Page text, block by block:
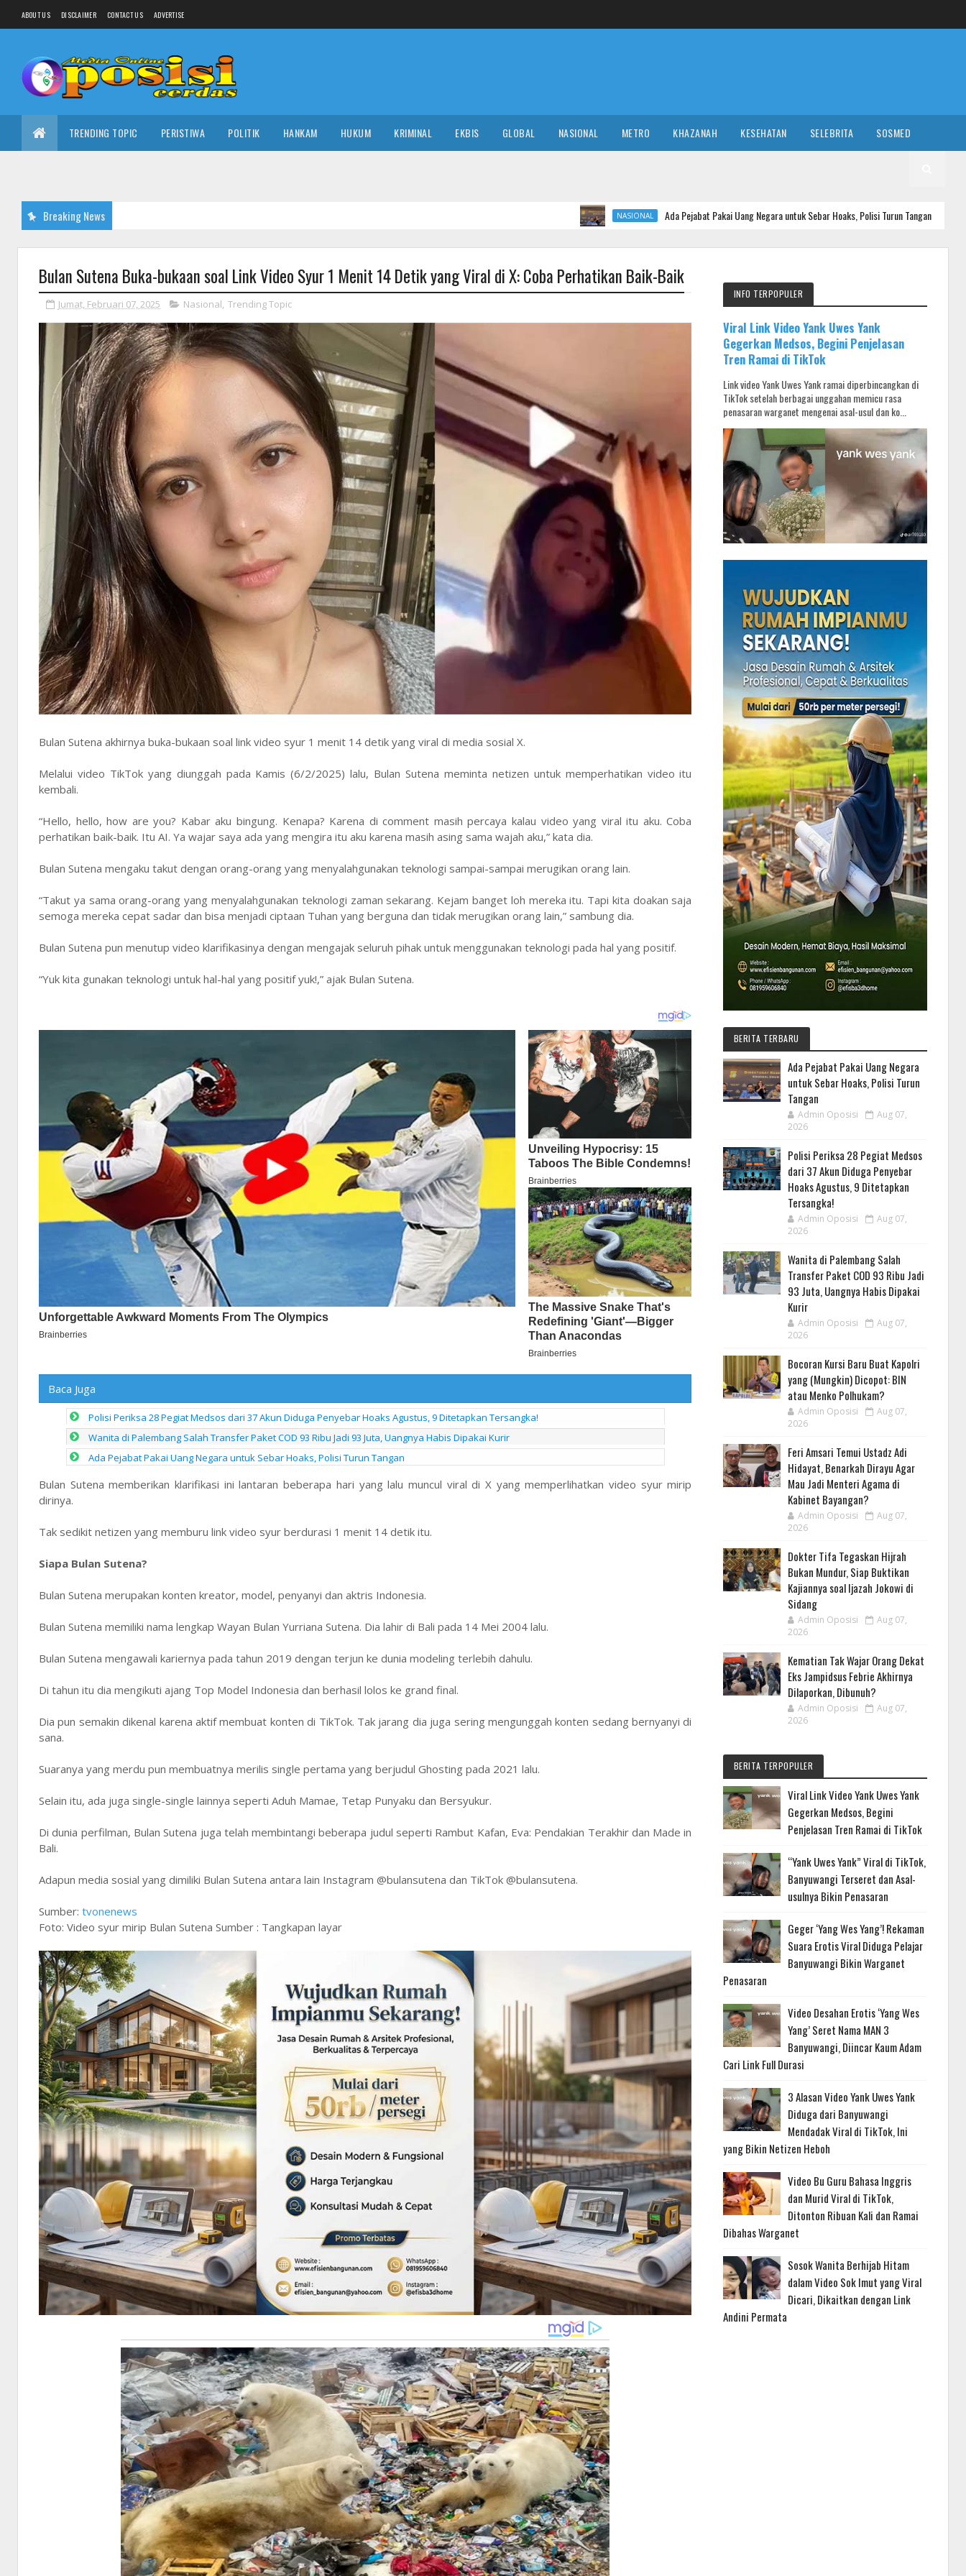
ABOUT US DISCLAIMER CONTACT US ADVERTISE
TRENDING TOPIC PERISTIWA POLITIK HANKAM HUKUM KRIMINAL EKBIS GLOBAL NASIONAL METRO KHAZANAH KESEHATAN SELEBRITA SOSMED
Breaking News NASIONAL Ada Pejabat Pakai Uang Negara untuk Sebar Hoaks, Polisi Turun Tangan NASIONAL
Bulan Sutena Buka-bukaan soal Link Video Syur 1 Menit 14 Detik yang Viral di X: Coba Perhatikan Baik-Baik
Jumat, Februari 07, 2025 Nasional, Trending Topic
Bulan Sutena akhirnya buka-bukaan soal link video syur 1 menit 14 detik yang viral di media sosial X.
Melalui video TikTok yang diunggah pada Kamis (6/2/2025) lalu, Bulan Sutena meminta netizen untuk memperhatikan video itu
kembali.
“Hello, hello, how are you? Kabar aku bingung. Kenapa? Karena di comment masih percaya kalau video yang viral itu aku. Coba
perhatikan baik-baik. Itu AI. Ya wajar saya ada yang mengira itu aku karena masih asing sama wajah aku,” kata dia.
Bulan Sutena mengaku takut dengan orang-orang yang menyalahgunakan teknologi sampai-sampai merugikan orang lain.
“Takut ya sama orang-orang yang menyalahgunakan teknologi zaman sekarang. Kejam banget loh mereka itu. Tapi kita doakan saja
semoga mereka cepat sadar dan bisa menjadi ciptaan Tuhan yang berguna dan tidak merugikan orang lain,” sambung dia.
Bulan Sutena pun menutup video klarifikasinya dengan mengajak seluruh pihak untuk menggunakan teknologi pada hal yang positif.
“Yuk kita gunakan teknologi untuk hal-hal yang positif yuk!,” ajak Bulan Sutena.
Baca Juga
Polisi Periksa 28 Pegiat Medsos dari 37 Akun Diduga Penyebar Hoaks Agustus, 9 Ditetapkan Tersangka!
Wanita di Palembang Salah Transfer Paket COD 93 Ribu Jadi 93 Juta, Uangnya Habis Dipakai Kurir
Ada Pejabat Pakai Uang Negara untuk Sebar Hoaks, Polisi Turun Tangan
Bulan Sutena memberikan klarifikasi ini lantaran beberapa hari yang lalu muncul viral di X yang memperlihatkan video syur mirip
dirinya.
Tak sedikit netizen yang memburu link video syur berdurasi 1 menit 14 detik itu.
Siapa Bulan Sutena?
Bulan Sutena merupakan konten kreator, model, penyanyi dan aktris Indonesia.
Bulan Sutena memiliki nama lengkap Wayan Bulan Yurriana Sutena. Dia lahir di Bali pada 14 Mei 2004 lalu.
Bulan Sutena mengawali kariernya pada tahun 2019 dengan terjun ke dunia modeling terlebih dahulu.
Di tahun itu dia mengikuti ajang Top Model Indonesia dan berhasil lolos ke grand final.
Dia pun semakin dikenal karena aktif membuat konten di TikTok. Tak jarang dia juga sering mengunggah konten sedang bernyanyi di
sana.
Suaranya yang merdu pun membuatnya merilis single pertama yang berjudul Ghosting pada 2021 lalu.
Selain itu, ada juga single-single lainnya seperti Aduh Mamae, Tetap Punyaku dan Bersyukur.
Di dunia perfilman, Bulan Sutena juga telah membintangi beberapa judul seperti Rambut Kafan, Eva: Pendakian Terakhir dan Made in
Bali.
Adapun media sosial yang dimiliki Bulan Sutena antara lain Instagram @bulansutena dan TikTok @bulansutena.
Sumber: tvonenews
Foto: Video syur mirip Bulan Sutena Sumber : Tangkapan layar
INFO TERPOPULER
Viral Link Video Yank Uwes Yank
Gegerkan Medsos, Begini Penjelasan
Tren Ramai di TikTok
Link video Yank Uwes Yank ramai diperbincangkan di
TikTok setelah berbagai unggahan memicu rasa
penasaran warganet mengenai asal-usul dan ko...
BERITA TERBARU
Ada Pejabat Pakai Uang Negara
untuk Sebar Hoaks, Polisi Turun
Tangan
Admin Oposisi
Aug 07,
2026
Polisi Periksa 28 Pegiat Medsos
dari 37 Akun Diduga Penyebar
Hoaks Agustus, 9 Ditetapkan
Tersangka!
Admin Oposisi
Aug 07,
2026
Wanita di Palembang Salah
Transfer Paket COD 93 Ribu Jadi
93 Juta, Uangnya Habis Dipakai
Kurir
Admin Oposisi
Aug 07,
2026
Bocoran Kursi Baru Buat Kapolri
yang (Mungkin) Dicopot: BIN
atau Menko Polhukam?
Admin Oposisi
Aug 07,
2026
Feri Amsari Temui Ustadz Adi
Hidayat, Benarkah Dirayu Agar
Mau Jadi Menteri Agama di
Kabinet Bayangan?
Admin Oposisi
Aug 07,
2026
Dokter Tifa Tegaskan Hijrah
Bukan Mundur, Siap Buktikan
Kajiannya soal Ijazah Jokowi di
Sidang
Admin Oposisi
Aug 07,
2026
Kematian Tak Wajar Orang Dekat
Eks Jampidsus Febrie Akhirnya
Dilaporkan, Dibunuh?
Admin Oposisi
Aug 07,
2026
BERITA TERPOPULER
Viral Link Video Yank Uwes Yank
Gegerkan Medsos, Begini
Penjelasan Tren Ramai di TikTok
“Yank Uwes Yank” Viral di TikTok,
Banyuwangi Terseret dan Asal-
usulnya Bikin Penasaran
Geger ‘Yang Wes Yang’! Rekaman
Suara Erotis Viral Diduga Pelajar
Banyuwangi Bikin Warganet
Penasaran
Video Desahan Erotis ‘Yang Wes
Yang’ Seret Nama MAN 3
Banyuwangi, Diincar Kaum Adam
Cari Link Full Durasi
3 Alasan Video Yank Uwes Yank
Diduga dari Banyuwangi
Mendadak Viral di TikTok, Ini
yang Bikin Netizen Heboh
Video Bu Guru Bahasa Inggris
dan Murid Viral di TikTok,
Ditonton Ribuan Kali dan Ramai
Dibahas Warganet
Sosok Wanita Berhijab Hitam
dalam Video Sok Imut yang Viral
Dicari, Dikaitkan dengan Link
Andini Permata